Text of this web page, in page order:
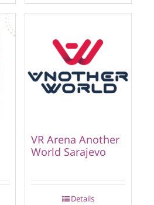
VR Arena Another
World Sarajevo
Details